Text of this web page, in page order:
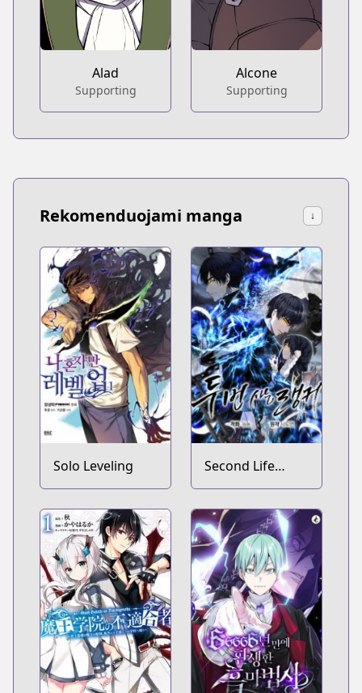
Alad
Supporting
Alcone
Supporting
Rekomenduojami manga ↓
Solo Leveling
Second Life
Ranker